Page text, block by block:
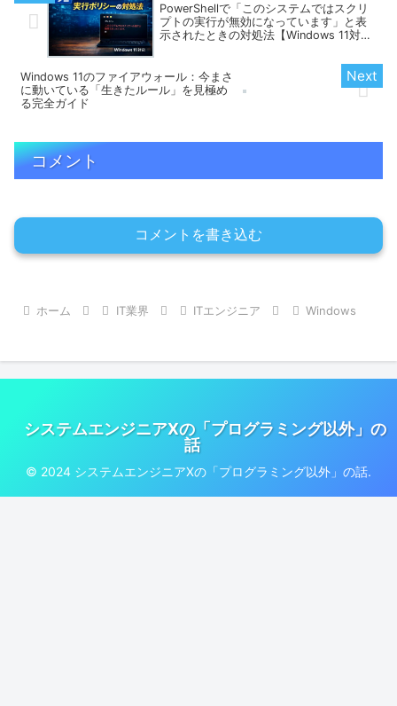
PowerShellで「このシステムではスクリ
プトの実行が無効になっています」と表
示されたときの対処法【Windows 11対
Windows 11のファイアウォール：今まさ
に動いている「生きたルール」を見極め
る完全ガイド
コメント
コメントを書き込む
ホーム IT業界 ITエンジニア Windows
システムエンジニアXの「プログラミング以外」の
話
© 2024 システムエンジニアXの「プログラミング以外」の話.